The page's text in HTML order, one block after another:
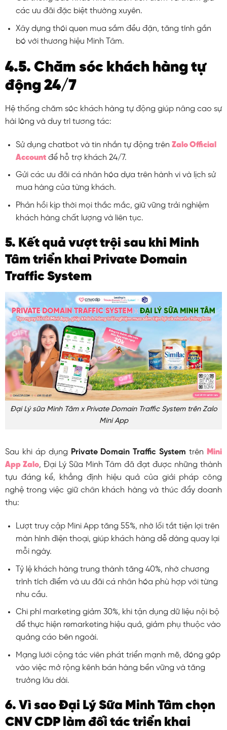
các ưu đãi đặc biệt thường xuyên.
Xây dựng thói quen mua sắm đều đặn, tăng tính gắn
bó với thương hiệu Minh Tâm.
4.5. Chăm sóc khách hàng tự
động 24/7
Hệ thống chăm sóc khách hàng tự động giúp nâng cao sự
hài lòng và duy trì tương tác:
Sử dụng chatbot và tin nhắn tự động trên Zalo Official
Accountđể hỗ trợ khách 24/7.
Gửi các ưu đãi cá nhân hóa dựa trên hành vi và lịch sử
mua hàng của từng khách.
Phản hồi kịp thời mọi thắc mắc, giữ vững trải nghiệm
khách hàng chất lượng và liên tục.
5. Kết quả vượt trội sau khi Minh
Tâm triển khai Private Domain
Traffic System
Đại Lý sữa Minh Tâm x Private Domain Traffic System trên Zalo
Mini App
Sau khi áp dụng Private Domain Traffic System trên
Mini
App Zalo, Đại Lý Sữa Minh Tâm đã đạt được những thành
tựu đáng kể, khẳng định hiệu quả của giải pháp công
nghệ trong việc giữ chân khách hàng và thúc đẩy doanh
thu:
Lượt truy cập Mini App tăng 55%, nhờ lối tắt tiện lợi trên
màn hình điện thoại, giúp khách hàng dễ dàng quay lại
mỗi ngày.
Tỷ lệ khách hàng trung thành tăng 40%, nhờ chương
trình tích điểm và ưu đãi cá nhân hóa phù hợp với từng
nhu cầu.
Chi phí marketing giảm 30%, khi tận dụng dữ liệu nội bộ
để thực hiện remarketing hiệu quả, giảm phụ thuộc vào
quảng cáo bên ngoài.
Mạng lưới cộng tác viên phát triển mạnh mẽ, đóng góp
vào việc mở rộng kênh bán hàng bền vững và tăng
trưởng lâu dài.
6. Vì sao Đại Lý Sữa Minh Tâm chọn
CNV CDP làm đối tác triển khai